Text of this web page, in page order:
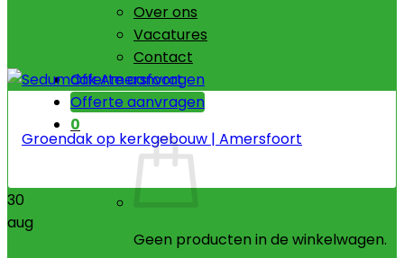
Over ons
Vacatures
Contact
Offerte aanvragen
Offerte aanvragen
0
Geen producten in de winkelwagen.
Groendak op kerkgebouw | Amersfoort
30
aug